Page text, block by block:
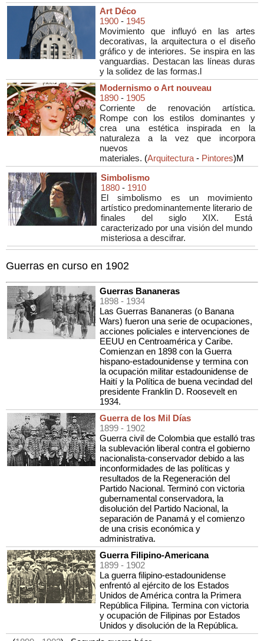
Art Déco
1900 - 1945
Movimiento que influyó en las artes
decorativas, la arquitectura o el diseño
gráfico y de interiores. Se inspira en las
vanguardias. Destacan las líneas duras
y la solidez de las formas.l
Modernismo o Art nouveau
1890 - 1905
Corriente de renovación artística.
Rompe con los estilos dominantes y
crea una estética inspirada en la
naturaleza a la vez que incorpora
nuevos
materiales. (Arquitectura - Pintores)M
Simbolismo
1880 - 1910
El simbolismo es un movimiento
artístico predominantemente literario de
finales del siglo XIX. Está
caracterizado por una visión del mundo
misteriosa a descifrar.
Guerras en curso en 1902
Guerras Bananeras
1898 - 1934
Las Guerras Bananeras (o Banana
Wars) fueron una serie de ocupaciones,
acciones policiales e intervenciones de
EEUU en Centroamérica y Caribe.
Comienzan en 1898 con la Guerra
hispano-estadounidense y termina con
la ocupación militar estadounidense de
Haití y la Política de buena vecindad del
presidente Franklin D. Roosevelt en
1934.
Guerra de los Mil Días
1899 - 1902
Guerra civil de Colombia que estalló tras
la sublevación liberal contra el gobierno
nacionalista-conservador debido a las
inconformidades de las políticas y
resultados de la Regeneración del
Partido Nacional. Terminó con victoria
gubernamental conservadora, la
disolución del Partido Nacional, la
separación de Panamá y el comienzo
de una crisis económica y
administrativa.
Guerra Filipino-Americana
1899 - 1902
La guerra filipino-estadounidense
enfrentó al ejército de los Estados
Unidos de América contra la Primera
República Filipina. Termina con victoria
y ocupación de Filipinas por Estados
Unidos y disolución de la República.